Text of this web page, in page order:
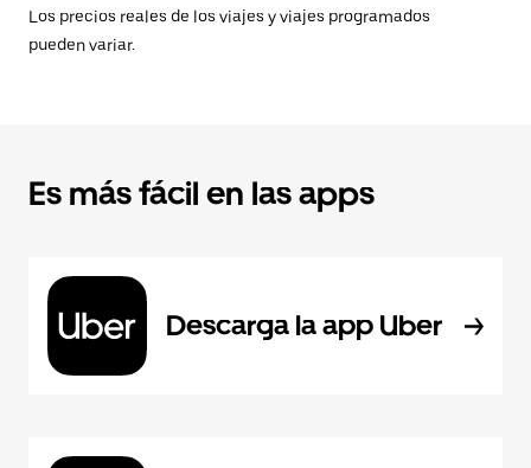
Los precios reales de los viajes y viajes programados
pueden variar.
Es más fácil en las apps
Descarga la app Uber